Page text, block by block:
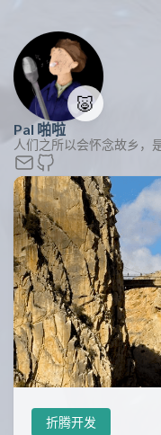
🐷
Pal 啪啦
人们之所以会怀念故乡，
折腾开发